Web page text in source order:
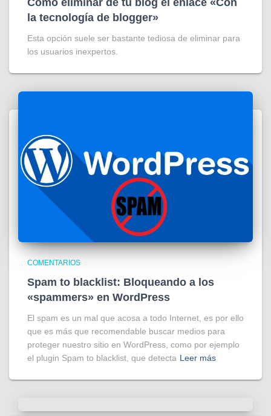
Cómo eliminar de tu blog el enlace «Con
la tecnología de blogger»
Esta opción suele ser bastante tediosa de eliminar para
los usuarios inexpertos.
COMENTARIOS
Spam to blacklist: Bloqueando a los
«spammers» en WordPress
El spam es un mal que acosa a todo Internet, es por ello
que es más que recomendable buscar medios para
proteger nuestro sitio en WordPress, como por ejemplo
el plugin Spam to blacklist, que detecta Leer más